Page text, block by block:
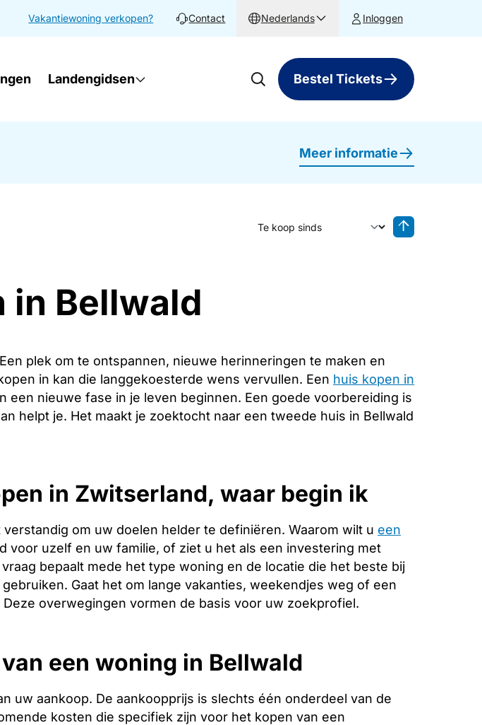
Vakantiewoning verkopen? Contact Nederlands Inloggen
Landengidsen Bestel Tickets
Meer informatie
Sorteer op
in Bellwald
plek om te ontspannen, nieuwe herinneringen te maken en
in kan die langgekoesterde wens vervullen. Een huis kopen in
een nieuwe fase in je leven beginnen. Een goede voorbereiding is
helpt je. Het maakt je zoektocht naar een tweede huis in Bellwald
in Zwitserland, waar begin ik
om uw doelen helder te definiëren. Waarom wilt u een
voor uzelf en uw familie, of ziet u het als een investering met
bepaalt mede het type woning en de locatie die het beste bij
Gaat het om lange vakanties, weekendjes weg of een
overwegingen vormen de basis voor uw zoekprofiel.
een woning in Bellwald
uw aankoop. De aankoopprijs is slechts één onderdeel van de
kosten die specifiek zijn voor het kopen van een